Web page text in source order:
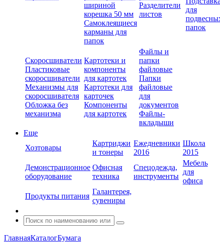
шириной
корешка 50 мм
Самоклеящиеся
карманы для
папок
Разделители
листов
для
папок
Скоросшиватели
Пластиковые
скоросшиватели
Механизмы для
скоросшивателя
Обложка без
механизма
Картотеки и
компоненты
для картотек
Картотеки для
карточек
Компоненты
для картотек
Файлы и
папки
файловые
Папки
файловые
для
документов
Файлы-
вкладыши
Еще
Хозтовары
Картриджи
и тонеры
Ежедневники
2016
Школа
2015
Демонстрационное
оборудование
Офисная
техника
Спецодежда,
инструменты
Мебель
для
офиса
Продукты питания
Галантерея,
сувениры
ГлавнаяКаталогБумага